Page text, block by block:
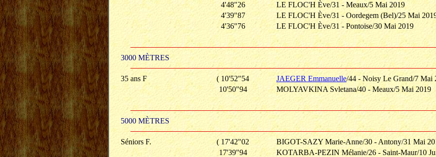
4'48"26
LE FLOC'H Ève/31 - Meaux/5 Mai 2019
4'39"87
LE FLOC'H Ève/31 - Oordegem (Bel)/25 Mai
4'36"76
LE FLOC'H Ève/31 - Pontoise/30 Mai 2019
3000 MÈTRES
35 ans F ( 10'52"54 JAEGER Emmanuelle/44 - Noisy Le Grand/7 Mai
10'50"94
MOLYAVKINA Svletana/40 - Meaux/5 Mai 2019
5000 MÈTRES
Séniors F. ( 17'42"02
BIGOT-SAZY Marie-Anne/30 - Antony/31 Mai
17'39"94
KOTARBA-PEZIN Mélanie/26 - Saint-Maur/10